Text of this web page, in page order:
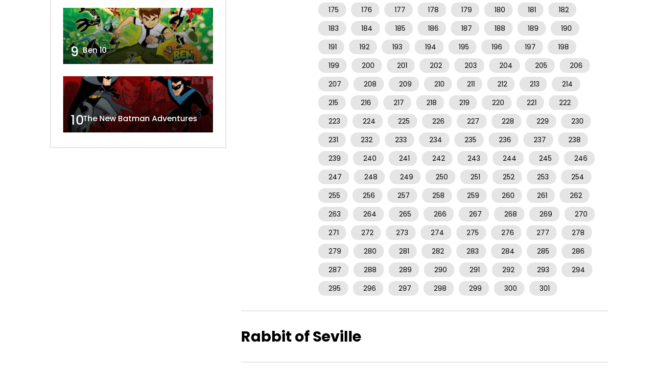
175
176 177 178 179 180 181
182
183
184 185 186 187 188 189
190
191
192 193 194 195 196 197
198
199
200 201 202 203 204 205
206
207
208 209 210 211 212 213
214
215
216 217 218 219 220 221
222
223
224 225 226 227 228 229
230
231
232 233 234 235 236 237
238
239
240 241 242 243 244 245
246
247
248 249 250 251 252 253
254
255
256 257 258 259 260 261
262
263
264 265 266 267 268 269
270
271
272 273 274 275 276 277
278
279
280 281 282 283 284 285
286
287
288 289 290 291 292 293
294
295
296 297 298 299 300 301
Rabbit of Seville
9 Ben 10
10The New Batman Adventures